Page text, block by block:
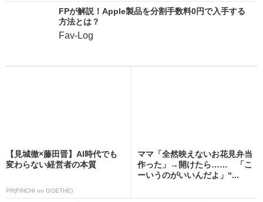
FPが解説！Apple製品を分割手数料0円で入手する
方法とは？
Fav-Log
【見城徹×藤田晋】AI時代でも
変わらない経営者の本質
PR(FINCHI on GOETHE)
ママ「全然映えないお花見弁当
作った」→開けたら…… 「こ
ーいうのがいいんだよ」“...